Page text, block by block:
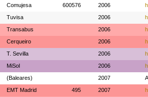
Comujesa 600576 2006
Tuvisa 2006
Transabus 2006
Cerqueiro 2006
T. Sevilla 2006
MiSol 2006
(Baleares) 2007
EMT Madrid 495 2007